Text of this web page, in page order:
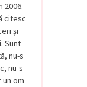
2006.
citesc
și
Sunt
nu-s
nu-s
un om